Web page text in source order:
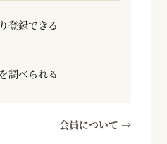
登録できる
調べられる
会員について →